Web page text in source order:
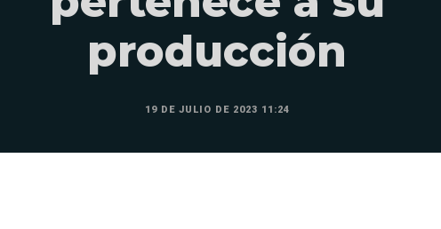
producción
19 DE JULIO DE 2023 11:24